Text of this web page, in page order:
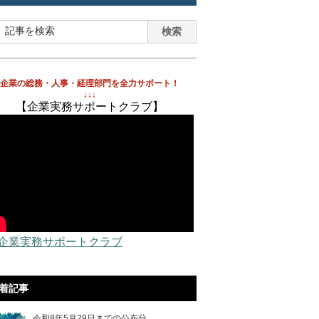
企業の総務・人事・経理部門を全力サポート！
↓↓↓
【企業実務サポートクラブ】
業実務サポートクラブ
記事